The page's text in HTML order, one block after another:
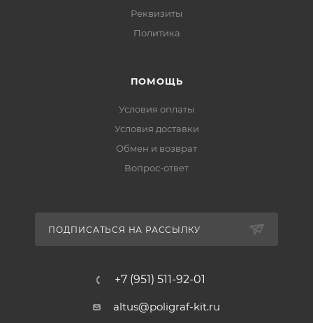
Реквизиты
Политика
ПОМОЩЬ
Условия оплаты
Условия доставки
Обмен и возврат
Вопрос-ответ
ПОДПИСАТЬСЯ НА РАССЫЛКУ
+7 (951) 511-92-01
altus@poligraf-kit.ru